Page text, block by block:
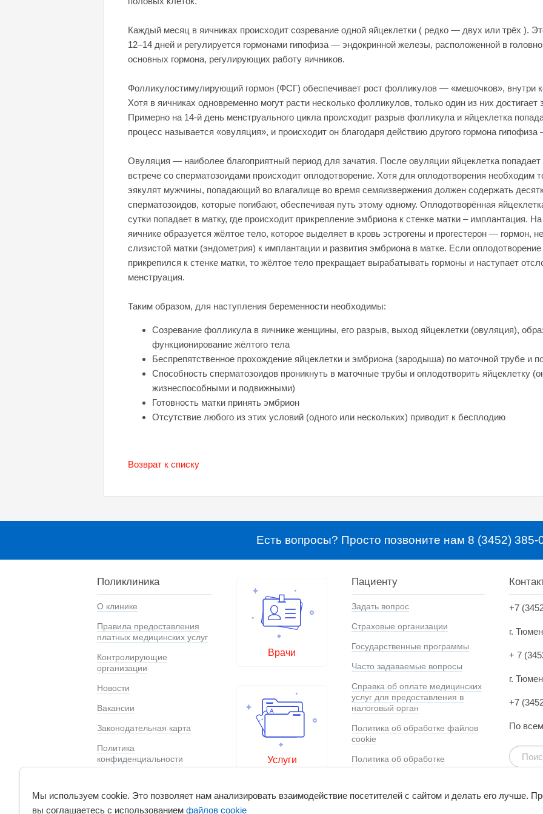
Каждый месяц в яичниках происходит созревание одной яйцеклетки ( редко — двух или трёх ).
12–14 дней и регулируется гормонами гипофиза — эндокринной железы, расположенной в
основных гормона, регулирующих работу яичников.
Фолликулостимулирующий гормон (ФСГ) обеспечивает рост фолликулов — «мешочков», внутри
Хотя в яичниках одновременно могут расти несколько фолликулов, только один из них
Примерно на 14-й день менструального цикла происходит разрыв фолликула и яйцеклетка
процесс называется «овуляция», и происходит он благодаря действию другого гормона
Овуляция — наиболее благоприятный период для зачатия. После овуляции яйцеклетка попадает
встрече со сперматозоидами происходит оплодотворение. Хотя для оплодотворения необходим
эякулят мужчины, попадающий во влагалище во время семяизвержения должен содержать
сперматозоидов, которые погибают, обеспечивая путь этому одному. Оплодотворённая
сутки попадает в матку, где происходит прикрепление эмбриона к стенке матки – имплантация.
яичнике образуется жёлтое тело, которое выделяет в кровь эстрогены и прогестерон — гормон,
слизистой матки (эндометрия) к имплантации и развития эмбриона в матке. Если
прикрепился к стенке матки, то жёлтое тело прекращает вырабатывать гормоны и наступает
менструация.
Таким образом, для наступления беременности необходимы:
Созревание фолликула в яичнике женщины, его разрыв, выход яйцеклетки (овуляция),
функционирование жёлтого тела
Беспрепятственное прохождение яйцеклетки и эмбриона (зародыша) по маточной трубе и
Способность сперматозоидов проникнуть в маточные трубы и оплодотворить яйцеклетку
жизнеспособными и подвижными)
Готовность матки принять эмбрион
Отсутствие любого из этих условий (одного или нескольких) приводит к бесплодию
Возврат к списку
Мы используем cookie. Это позволяет нам анализировать взаимодействие посетителей с сайтом и делать его лучше.
вы соглашаетесь с использованием файлов cookie
Есть вопросы? Просто позвоните нам 8 (3452) 385-
Поликлиника
О клинике
Правила предоставления
платных медицинских услуг
Контролирующие
организации
Новости
Вакансии
Законодательная карта
Политика
конфиденциальности
условий труда
Врачи
Услуги
Пациенту
Задать вопрос
Страховые организации
Государственные программы
Часто задаваемые вопросы
Справка об оплате медицинских
услуг для предоставления в
налоговый орган
Политика об обработке файлов
cookie
Политика об обработке
персональных данных
Согласие на обработку
персональных данных
+7
г.
+ 7
г.
+7
По